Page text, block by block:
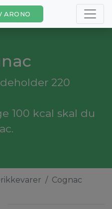
ARONO
220
100 kcal skal du
Cognac